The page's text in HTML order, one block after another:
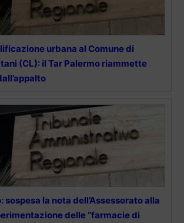
urbana al Comune di
(CL): il Tar Palermo riammette
sospesa la nota dell’Assessorato alla
delle “farmacie di